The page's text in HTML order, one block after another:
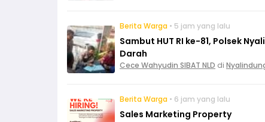
Berita Warga • 5 jam yang lalu
Sambut HUT RI ke-81, Polsek
Darah
Cece Wahyudin SIBAT NLD di
Berita Warga • 6 jam yang lalu
Sales Marketing Property